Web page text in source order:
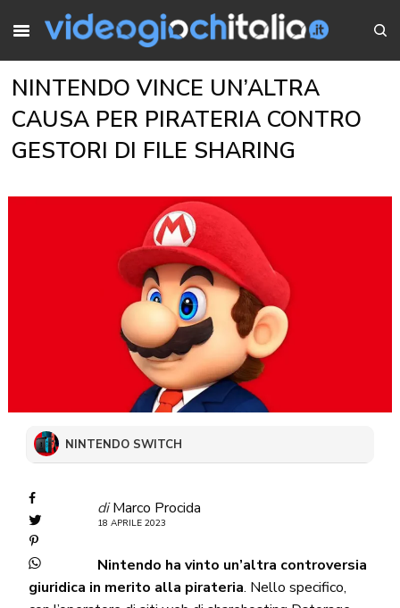
NINTENDO VINCE UN’ALTRA
CAUSA PER PIRATERIA CONTRO
GESTORI DI FILE SHARING
NINTENDO SWITCH
di Marco Procida
18 APRILE 2023
Nintendo ha vinto un’altra controversia
giuridica in merito alla pirateria. Nello specifico,